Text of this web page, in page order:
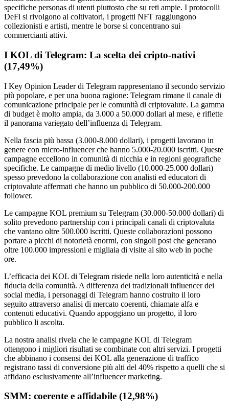
specifiche personas di utenti piuttosto che su reti ampie. I protocolli
DeFi si rivolgono ai coltivatori, i progetti NFT raggiungono
collezionisti e artisti, mentre le borse si concentrano sui
commercianti attivi.
I KOL di Telegram: La scelta dei cripto-nativi
(17,49%)
I Key Opinion Leader di Telegram rappresentano il secondo servizio
più popolare, e per una buona ragione: Telegram rimane il canale di
comunicazione principale per le comunità di criptovalute. La gamma
di budget è molto ampia, da 3.000 a 50.000 dollari al mese, e riflette
il panorama variegato dell’influenza di Telegram.
Nella fascia più bassa (3.000-8.000 dollari), i progetti lavorano in
genere con micro-influencer che hanno 5.000-20.000 iscritti. Queste
campagne eccellono in comunità di nicchia e in regioni geografiche
specifiche. Le campagne di medio livello (10.000-25.000 dollari)
spesso prevedono la collaborazione con analisti ed educatori di
criptovalute affermati che hanno un pubblico di 50.000-200.000
follower.
Le campagne KOL premium su Telegram (30.000-50.000 dollari) di
solito prevedono partnership con i principali canali di criptovaluta
che vantano oltre 500.000 iscritti. Queste collaborazioni possono
portare a picchi di notorietà enormi, con singoli post che generano
oltre 100.000 impressioni e migliaia di visite al sito web in poche
ore.
L’efficacia dei KOL di Telegram risiede nella loro autenticità e nella
fiducia della comunità. A differenza dei tradizionali influencer dei
social media, i personaggi di Telegram hanno costruito il loro
seguito attraverso analisi di mercato coerenti, chiamate alfa e
contenuti educativi. Quando appoggiano un progetto, il loro
pubblico li ascolta.
La nostra analisi rivela che le campagne KOL di Telegram
ottengono i migliori risultati se combinate con altri servizi. I progetti
che abbinano i consensi dei KOL alla generazione di traffico
registrano tassi di conversione più alti del 40% rispetto a quelli che si
affidano esclusivamente all’influencer marketing.
SMM: coerente e affidabile (12,98%)